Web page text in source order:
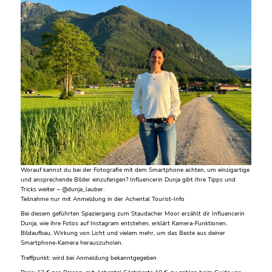
Worauf kannst du bei der Fotografie mit dem Smartphone achten, um einzigartige
und ansprechende Bilder einzufangen? Influencerin Dunja gibt Ihre Tipps und
Tricks weiter – @dunja_lauber.
Teilnahme nur mit Anmeldung in der Achental Tourist-Info
Bei diesem geführten Spaziergang zum Staudacher Moor erzählt dir Influencerin
Dunja, wie ihre Fotos auf Instagram entstehen, erklärt Kamera-Funktionen,
Bildaufbau, Wirkung von Licht und vielem mehr, um das Beste aus deiner
Smartphone-Kamera herauszuholen.
Treffpunkt: wird bei Anmeldung bekanntgegeben